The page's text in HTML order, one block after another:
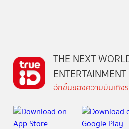
THE NEXT
ENTERTAINMENT
อีกขั้นของความบันเทิง